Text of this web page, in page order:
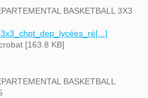
BASKETBALL 3X3
[163.8 KB]
BASKETBALL